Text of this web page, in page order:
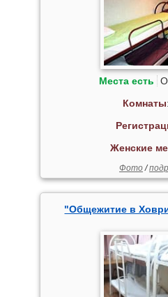
Места есть
Комнаты
Женские
Фото/
"Общежитие в